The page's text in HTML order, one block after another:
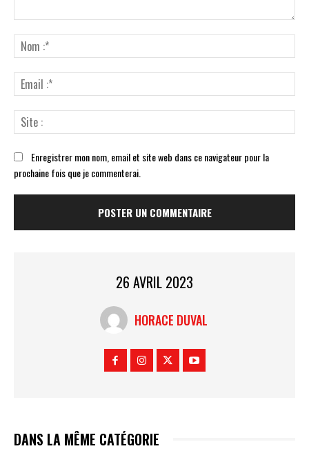
:*
:*
:
Enregistrer mon nom, email et site web dans ce navigateur pour la
prochaine fois que je commenterai.
26 AVRIL 2023
HORACE DUVAL
DANS LA MÊME CATÉGORIE